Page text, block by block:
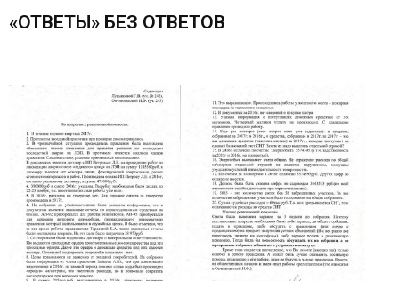
«ОТВЕТЫ» БЕЗ ОТВЕТОВ